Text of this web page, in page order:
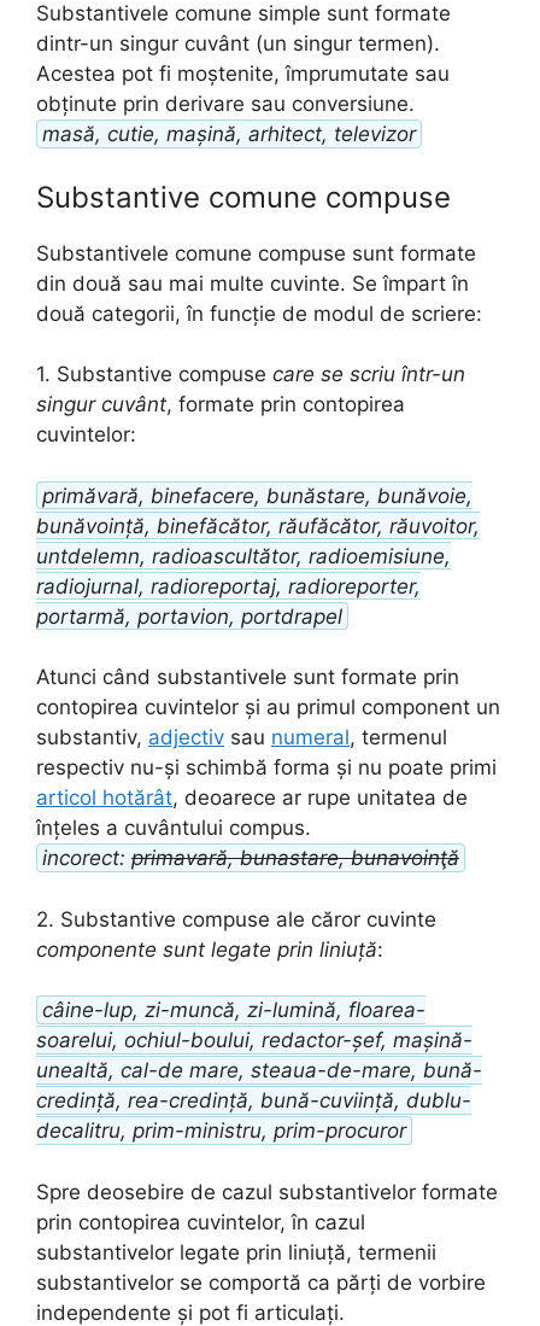
Substantivele comune simple sunt formate
dintr-un singur cuvânt (un singur termen).
Acestea pot fi moștenite, împrumutate sau
obținute prin derivare sau conversiune.
masă, cutie, mașină, arhitect, televizor
Substantive comune compuse
Substantivele comune compuse sunt formate
din două sau mai multe cuvinte. Se împart în
două categorii, în funcție de modul de scriere:
1. Substantive compuse care se scriu într-un
singur cuvânt, formate prin contopirea
cuvintelor:
primăvară, binefacere, bunăstare, bunăvoie,
bunăvoință, binefăcător, răufăcător, răuvoitor,
untdelemn, radioascultător, radioemisiune,
radiojurnal, radioreportaj, radioreporter,
portarmă, portavion, portdrapel
Atunci când substantivele sunt formate prin
contopirea cuvintelor și au primul component un
substantiv, adjectiv sau numeral, termenul
respectiv nu-și schimbă forma și nu poate primi
articol hotărât, deoarece ar rupe unitatea de
înțeles a cuvântului compus.
incorect: primavară, bunastare, bunavoinţă
2. Substantive compuse ale căror cuvinte
componente sunt legate prin liniuță:
câine-lup, zi-muncă, zi-lumină, floarea-
soarelui, ochiul-boului, redactor-șef, mașină-
unealtă, cal-de mare, steaua-de-mare, bună-
credință, rea-credință, bună-cuviință, dublu-
decalitru, prim-ministru, prim-procuror
Spre deosebire de cazul substantivelor formate
prin contopirea cuvintelor, în cazul
substantivelor legate prin liniuță, termenii
substantivelor se comportă ca părți de vorbire
independente și pot fi articulați.